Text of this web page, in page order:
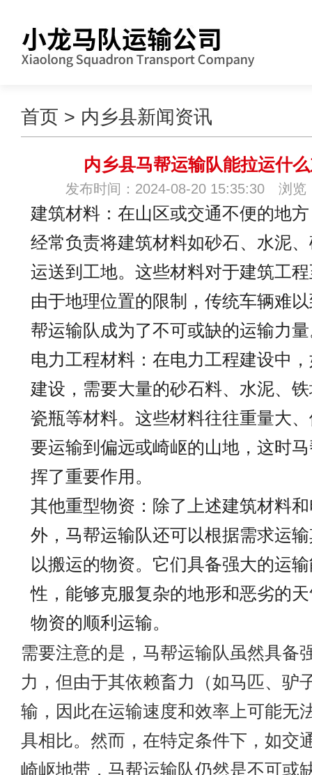
首页 > 内乡县新闻资讯
内乡县马帮运输队能拉运什
发布时间：2024-08-20 15:35:30 浏览
建筑材料：在山区或交通不便的地
经常负责将建筑材料如砂石、水泥
运送到工地。这些材料对于建筑工
由于地理位置的限制，传统车辆难
帮运输队成为了不可或缺的运输力
电力工程材料：在电力工程建设中
建设，需要大量的砂石料、水泥、
瓷瓶等材料。这些材料往往重量大
要运输到偏远或崎岖的山地，这时
挥了重要作用。
其他重型物资：除了上述建筑材料
外，马帮运输队还可以根据需求运
以搬运的物资。它们具备强大的运
性，能够克服复杂的地形和恶劣的
物资的顺利运输。
需要注意的是，马帮运输队虽然具备
力，但由于其依赖畜力（如马匹、驴
输，因此在运输速度和效率上可能无
具相比。然而，在特定条件下，如交
崎岖地带，马帮运输队仍然是不可或